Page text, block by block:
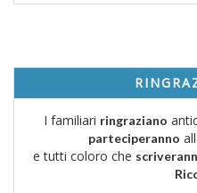
I familiari ringraziano
parteciperanno
e tutti coloro che